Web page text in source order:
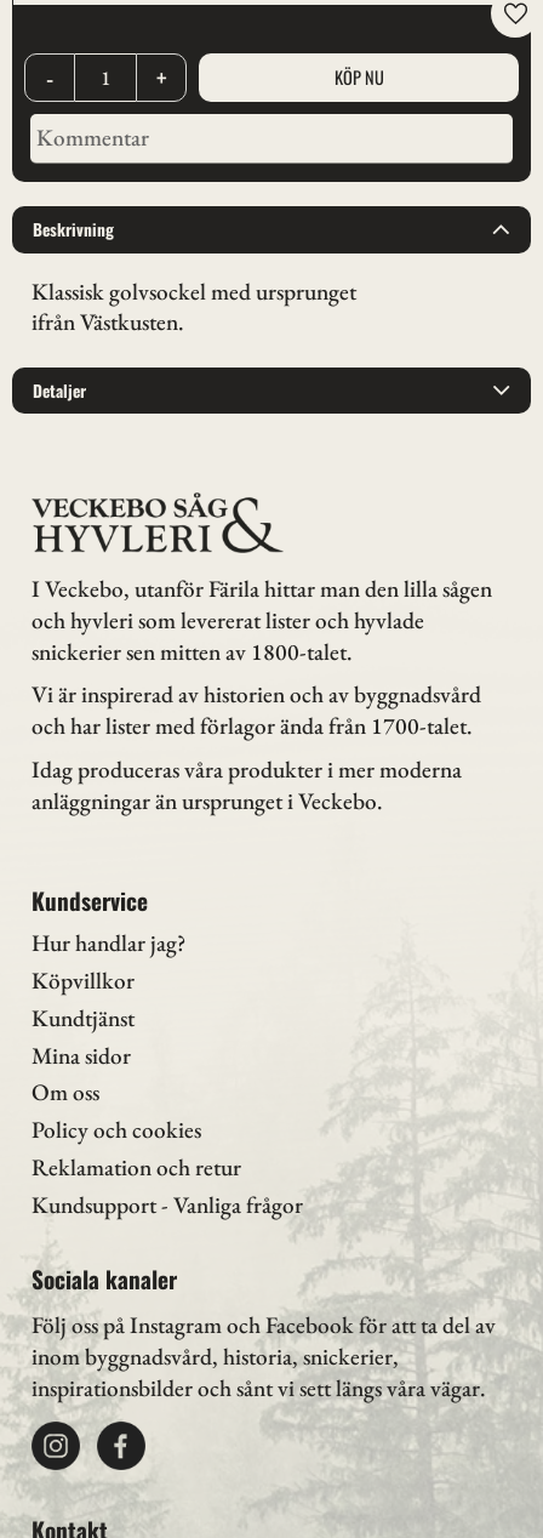
+
-
Beskrivning
Klassisk golvsockel med ursprunget
ifrån Västkusten.
Detaljer
I Veckebo, utanför Färila hittar man den lilla sågen
och hyvleri som levererat lister och hyvlade
snickerier sen mitten av 1800-talet.
Vi är inspirerad av historien och av byggnadsvård
och har lister med förlagor ända från 1700-talet.
Idag produceras våra produkter i mer moderna
anläggningar än ursprunget i Veckebo.
Kundservice
Hur handlar jag?
Köpvillkor
Kundtjänst
Mina sidor
Om oss
Policy och cookies
Reklamation och retur
Kundsupport - Vanliga frågor
Sociala kanaler
Följ oss på Instagramoch Facebook för att ta del av
inom byggnadsvård, historia, snickerier,
inspirationsbilder och sånt vi sett längs våra vägar.
Kontakt